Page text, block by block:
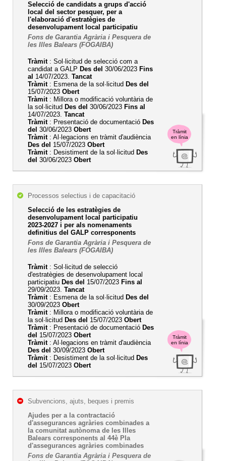
Tràmit
en línia
Selecció de candidats a grups d'acció
local del sector pesquer, per a
l'elaboració d'estratègies de
desenvolupament local participatiu
Fons de Garantia Agrària i Pesquera de
les Illes Balears (FOGAIBA)
Tràmit: Sol·licitud de selecció com a
candidat a GALP Des del 30/06/2023 Fins
al 14/07/2023. Tancat
Tràmit: Esmena de la sol·licitud Des del
15/07/2023 Obert
Tràmit: Millora o modificació voluntària de
la sol·licitud Des del 30/06/2023 Fins al
14/07/2023. Tancat
Tràmit: Presentació de documentació Des
del 30/06/2023 Obert
Tràmit: Al·legacions en tràmit d'audiència
Des del 15/07/2023 Obert
Tràmit: Desistiment de la sol·licitud Des
del 30/06/2023 Obert
Tràmit
en línia
Processos selectius i de capacitació
Selecció de les estratègies de
desenvolupament local participatiu
2023-2027 i per als nomenaments
definitius del GALP corresponents
Fons de Garantia Agrària i Pesquera de
les Illes Balears (FOGAIBA)
Tràmit: Sol·licitud de selecció
d'estratègies de desenvolupament local
participatiu Des del 15/07/2023 Fins al
29/09/2023. Tancat
Tràmit: Esmena de la sol·licitud Des del
30/09/2023 Obert
Tràmit: Millora o modificació voluntària de
la sol·licitud Des del 15/07/2023 Obert
Tràmit: Presentació de documentació Des
del 15/07/2023 Obert
Tràmit: Al·legacions en tràmit d'audiència
Des del 30/09/2023 Obert
Tràmit: Desistiment de la sol·licitud Des
del 15/07/2023 Obert
Subvencions, ajuts, beques i premis
Ajudes per a la contractació
d'assegurances agràries combinades a
la comunitat autònoma de les Illes
Balears corresponents al 44è Pla
d'assegurances agràries combinades
Fons de Garantia Agrària i Pesquera de